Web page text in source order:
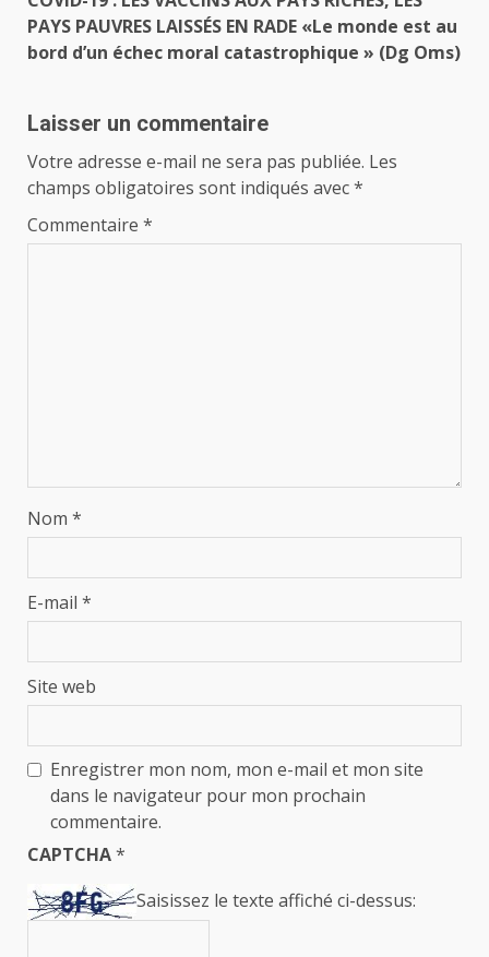
PAYS PAUVRES LAISSÉS EN RADE «Le monde est au
bord d’un échec moral catastrophique » (Dg Oms)
Laisser un commentaire
Votre adresse e-mail ne sera pas publiée. Les
champs obligatoires sont indiqués avec*
Commentaire *
Nom *
E-mail *
Site web
Enregistrer mon nom, mon e-mail et mon site
dans le navigateur pour mon prochain
commentaire.
CAPTCHA*
Saisissez le texte affiché ci-dessus: